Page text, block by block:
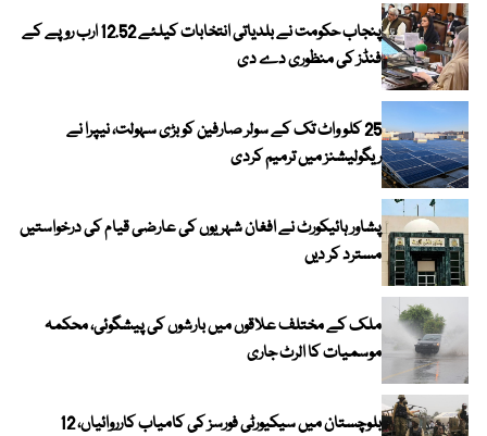
پنجاب حکومت نے بلدیاتی انتخابات کیلئے 12.52 ارب روپے کے
فنڈز کی منظوری دے دی
25 کلو واٹ تک کے سولر صارفین کو بڑی سہولت، نیپرا نے
ریگولیشنز میں ترمیم کردی
پشاور ہائیکورٹ نے افغان شہریوں کی عارضی قیام کی درخواستیں
مسترد کر دیں
ملک کے مختلف علاقوں میں بارشوں کی پیشگوئی، محکمہ
موسمیات کا الرٹ جاری
بلوچستان میں سیکیورٹی فورسز کی کامیاب کارروائیاں، 12